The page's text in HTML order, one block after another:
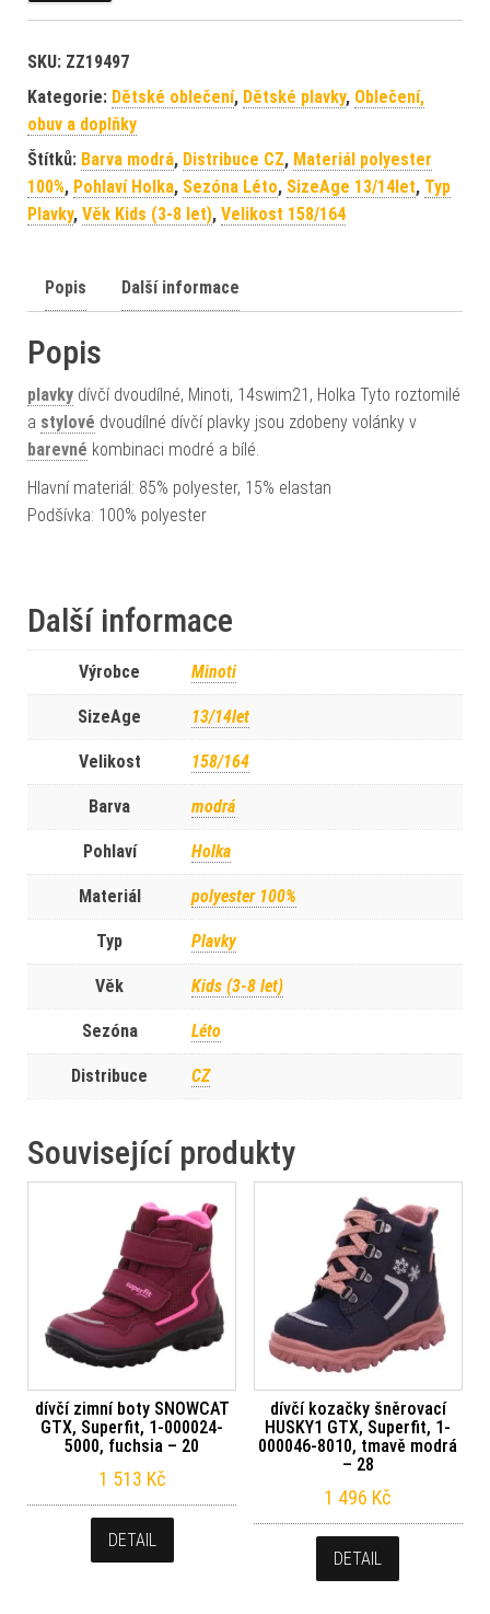
SKU: ZZ19497
Kategorie: Dětské oblečení, Dětské plavky, Oblečení,
obuv a doplňky
Štítků: Barva modrá, Distribuce CZ, Materiál polyester
100%, Pohlaví Holka, Sezóna Léto, SizeAge 13/14let, Typ
Plavky, Věk Kids (3-8 let), Velikost 158/164
Popis Další informace
Popis
plavky dívčí dvoudílné, Minoti, 14swim21, Holka Tyto roztomilé
a stylové dvoudílné dívčí plavky jsou zdobeny volánky v
barevné kombinaci modré a bílé.
Hlavní materiál: 85% polyester, 15% elastan
Podšívka: 100% polyester
Další informace
Výrobce Minoti
SizeAge 13/14let
Velikost 158/164
Barva modrá
Pohlaví Holka
Materiál polyester 100%
Typ Plavky
Věk Kids (3-8 let)
Sezóna Léto
Distribuce CZ
Související produkty
dívčí zimní boty SNOWCAT
GTX, Superfit, 1-000024-
5000, fuchsia – 20
1 513 Kč
DETAIL
dívčí kozačky šněrovací
HUSKY1 GTX, Superfit, 1-
000046-8010, tmavě modrá
– 28
1 496 Kč
DETAIL